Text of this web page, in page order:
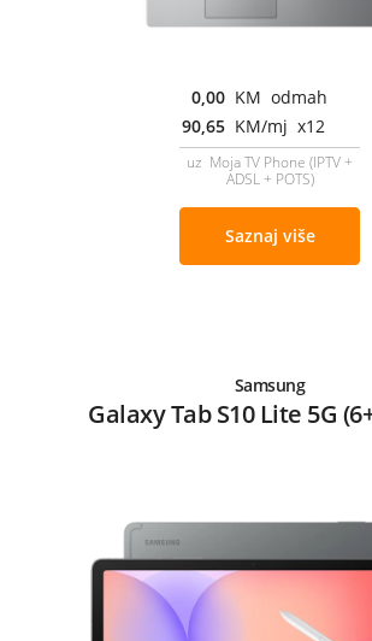
0,00 KM odmah
90,65 KM/mj x12
uz Moja TV Phone (IPTV +
ADSL + POTS)
Saznaj više
Samsung
Galaxy Tab S10 Lite 5G